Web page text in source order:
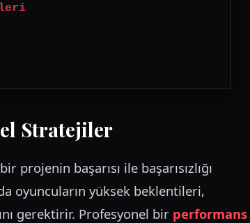
Stratejiler
başarısı ile başarısızlığı
oyuncuların yüksek beklentileri,
gerektirir. Profesyonel bir performans